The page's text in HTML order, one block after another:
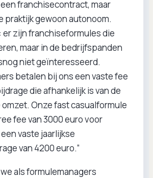
franchisecontract, maar
praktijk gewoon autonoom.
er zijn franchiseformules die
maar in de bedrijfspanden
niet geïnteresseerd.
betalen bij ons een vaste fee
die afhankelijk is van de
Onze fast casualformule
fee van 3000 euro voor
vaste jaarlijkse
van 4200 euro.”
als formulemanagers